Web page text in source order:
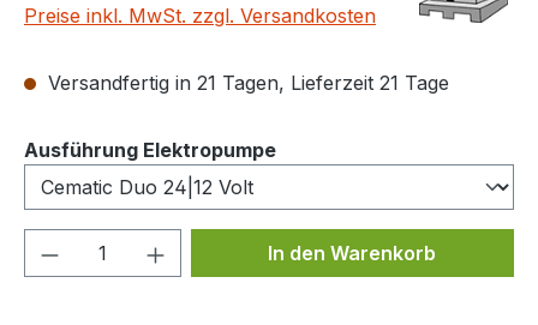
Preise inkl. MwSt. zzgl. Versandkosten
Versandfertig in 21 Tagen, Lieferzeit 21 Tage
Ausführung Elektropumpeauswählen
Produkt Anzahl: Gib denIn den Warenkorb